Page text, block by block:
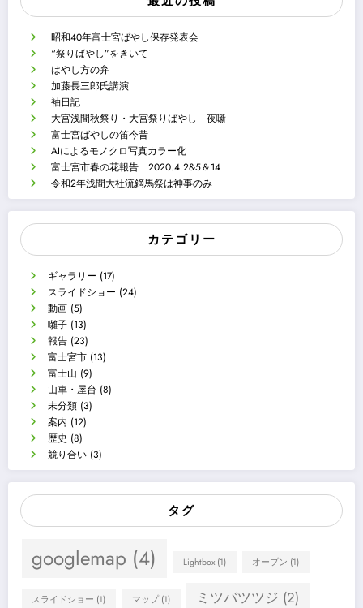
昭和40年富士宮ばやし保存発表会
“祭りばやし”をきいて
はやし方の弁
加藤長三郎氏講演
袖日記
大宮浅間秋祭り・大宮祭りばやし 夜噺
富士宮ばやしの笛今昔
AIによるモノクロ写真カラー化
富士宮市春の花報告 2020.4.2&5＆14
令和2年浅間大社流鏑馬祭は神事のみ
カテゴリー
ギャラリー (17)
スライドショー (24)
動画 (5)
囃子 (13)
報告 (23)
富士宮市 (13)
富士山 (9)
山車・屋台 (8)
未分類 (3)
案内 (12)
歴史 (8)
競り合い (3)
タグ
googlemap (4) Lightbox(1) オープン (1)
スライドショー (1) マップ(1) ミツバツツジ (2)